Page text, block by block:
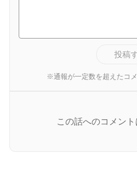
投稿
※通報が一定数を超えたコ
この話へのコメン